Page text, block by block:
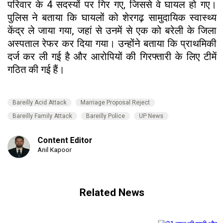
परिवार के 4 सदस्यों पर गिर गए, जिससे वे घायल हो गए।
पुलिस ने बताया कि घायलों को शेरगढ़ सामुदायिक स्वास्थ्य
केंद्र ले जाया गया, जहां से उनमें से एक को बरेली के जिला
अस्पताल रेफर कर दिया गया। उन्होंने बताया कि प्राथमिकी
दर्ज कर ली गई है और आरोपियों की गिरफ्तारी के लिए टीमें
गठित की गई हैं।
Bareilly Acid Attack
Marriage Proposal Reject
Bareilly Family Attack
Bareilly Police UP News
Content Editor
Anil Kapoor
Related News